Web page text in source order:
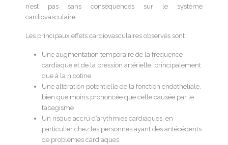
n’est pas sans conséquences sur le système
cardiovasculaire.
Les principaux effets cardiovasculaires observés sont :
Une augmentation temporaire de la fréquence
cardiaque et de la pression artérielle, principalement
due à la nicotine
Une altération potentielle de la fonction endothéliale,
bien que moins prononcée que celle causée par le
tabagisme
Un risque accru d’arythmies cardiaques, en
particulier chez les personnes ayant des antécédents
de problèmes cardiaques